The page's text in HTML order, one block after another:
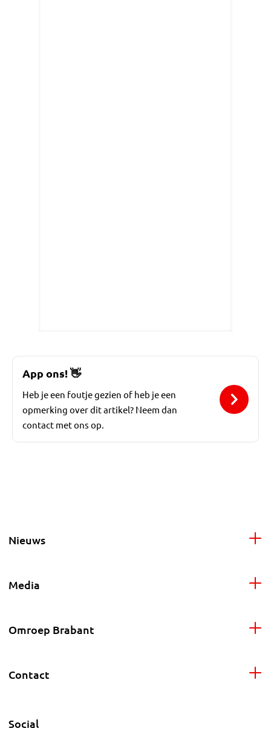
App ons!👋
Heb je een foutje gezien of heb je een
opmerking over dit artikel? Neem dan
contact met ons op.
Nieuws
Media
Omroep Brabant
Contact
Social